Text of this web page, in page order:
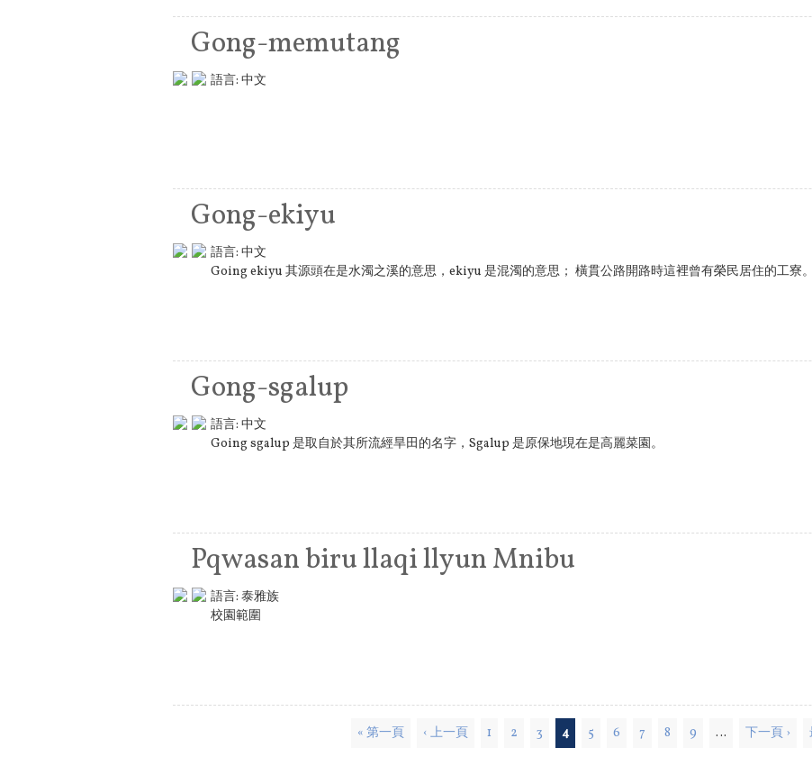
Gong-memutang
語言: 中文
Gong-ekiyu
語言: 中文
Going ekiyu 其源頭在是水濁之溪的意思，ekiyu 是混濁的意思； 橫貫公路開路時這裡曾有榮民居住的工寮。
Gong-sgalup
語言: 中文
Going sgalup 是取自於其所流經旱田的名字，Sgalup 是原保地現在是高麗菜園。
Pqwasan biru llaqi llyun Mnibu
語言: 泰雅族
校園範圍
« 第一頁 ‹ 上一頁 1 2 3 4 5 6 7 8 9 … 下一頁 ›